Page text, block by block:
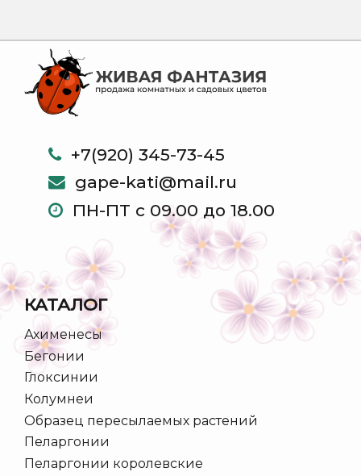
+7(920) 345-73-45
gape-kati@mail.ru
ПН-ПТ с 09.00 до 18.00
КАТАЛОГ
Ахименесы
Бегонии
Глоксинии
Колумнеи
Образец пересылаемых растений
Пеларгонии
Пеларгонии королевские